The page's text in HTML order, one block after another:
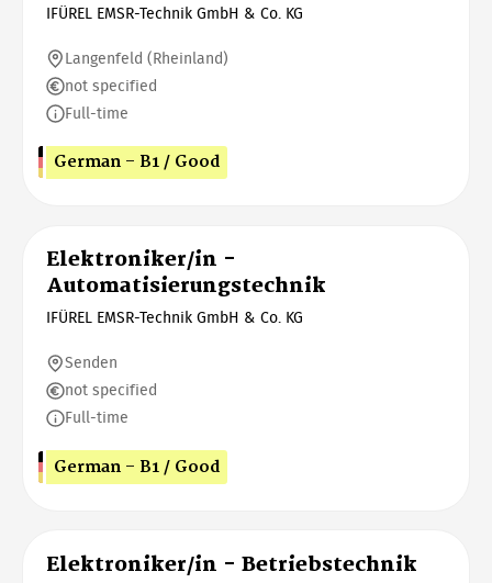
IFÜREL EMSR-Technik GmbH & Co. KG
Langenfeld (Rheinland)
not specified
Full-time
German - B1 / Good
Elektroniker/in -
Automatisierungstechnik
IFÜREL EMSR-Technik GmbH & Co. KG
Senden
not specified
Full-time
German - B1 / Good
Elektroniker/in - Betriebstechnik